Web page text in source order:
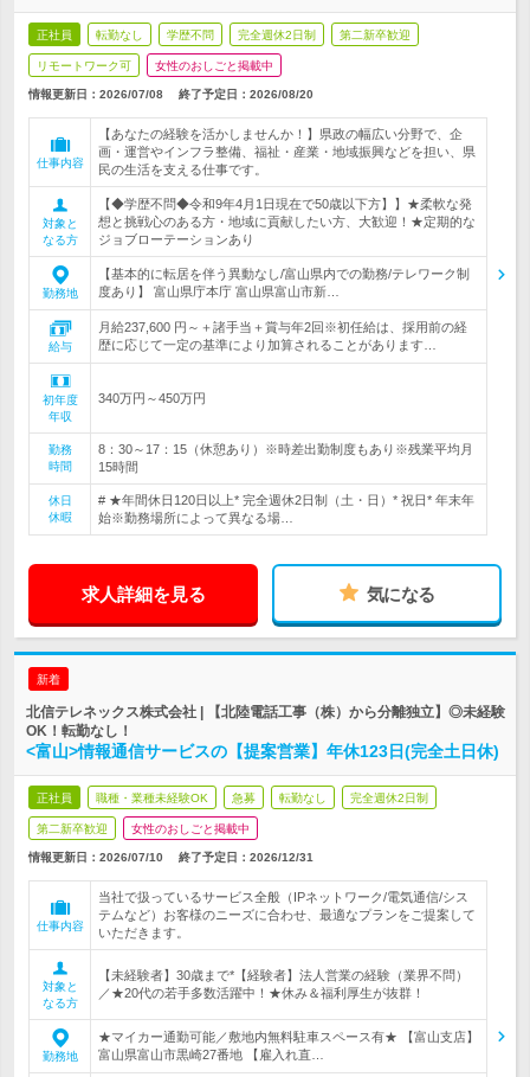
正社員 転勤なし 学歴不問 完全週休2日制 第二新卒歓迎
リモートワーク可 女性のおしごと掲載中
情報更新日：2026/07/08 終了予定日： 2026/08/20
仕事内容
【あなたの経験を活かしませんか！】県政の幅広い分野で、企
画・運営やインフラ整備、福祉・産業・地域振興などを担い、県
民の生活を支える仕事です。
対象と
なる方
【◆学歴不問◆令和9年4月1日現在で50歳以下方】】★柔軟な発
想と挑戦心のある方・地域に貢献したい方、大歓迎！★定期的な
ジョブローテーションあり
勤務地
【基本的に転居を伴う異動なし/富山県内での勤務/テレワーク制
度あり】 富山県庁本庁 富山県富山市新…
給与
月給237,600 円～＋諸手当＋賞与年2回※初任給は、採用前の経
歴に応じて一定の基準により加算されることがあります…
初年度
年収
340万円～450万円
勤務
時間
8：30～17：15（休憩あり）※時差出勤制度もあり※残業平均月
15時間
休日
休暇
# ★年間休日120日以上* 完全週休2日制（土・日）* 祝日* 年末年
始※勤務場所によって異なる場…
求人詳細を見る 気になる
新着
北信テレネックス株式会社 | 【北陸電話工事（株）から分離独立】◎未経験
OK！転勤なし！
<富山>情報通信サービスの【提案営業】年休123日(完全土日休)
正社員 職種・業種未経験OK 急募 転勤なし 完全週休2日制
第二新卒歓迎 女性のおしごと掲載中
情報更新日：2026/07/10 終了予定日： 2026/12/31
仕事内容
当社で扱っているサービス全般（IPネットワーク/電気通信/シス
テムなど）お客様のニーズに合わせ、最適なプランをご提案して
いただきます。
対象と
なる方
【未経験者】30歳まで*【経験者】法人営業の経験（業界不問）
／★20代の若手多数活躍中！★休み＆福利厚生が抜群！
勤務地
★マイカー通勤可能／敷地内無料駐車スペース有★ 【富山支店】
富山県富山市黒崎27番地 【雇入れ直…